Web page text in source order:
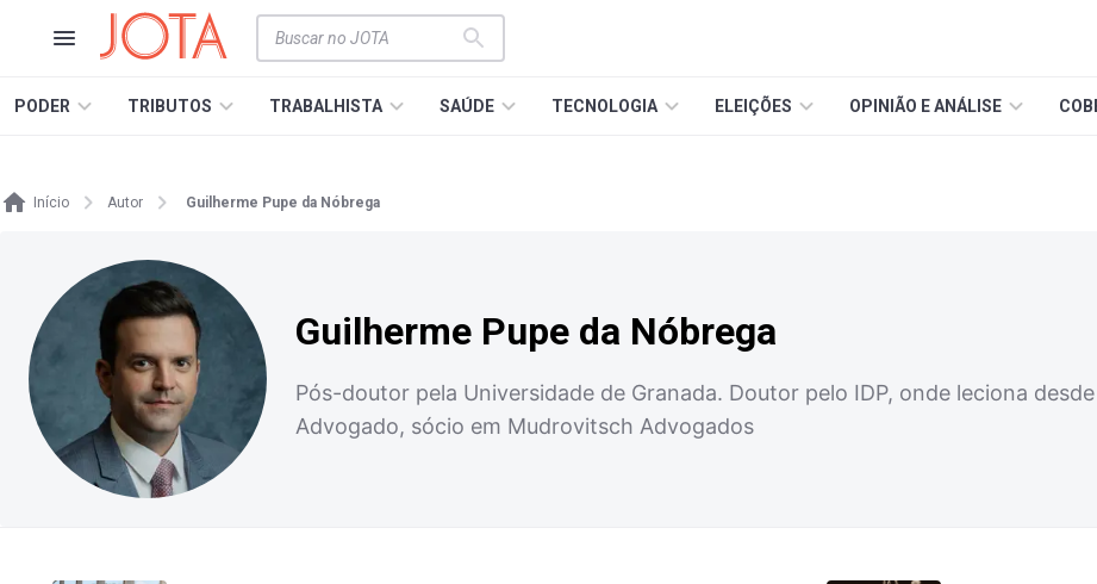
PODER TRIBUTOS TRABALHISTA SAÚDE TECNOLOGIA ELEIÇÕES OPINIÃO E ANÁLISE
Início Autor Guilherme Pupe da Nóbrega
Guilherme Pupe da Nóbrega
Pós-doutor pela Universidade de Granada. Doutor pelo IDP, onde leciona
Advogado, sócio em Mudrovitsch Advogados